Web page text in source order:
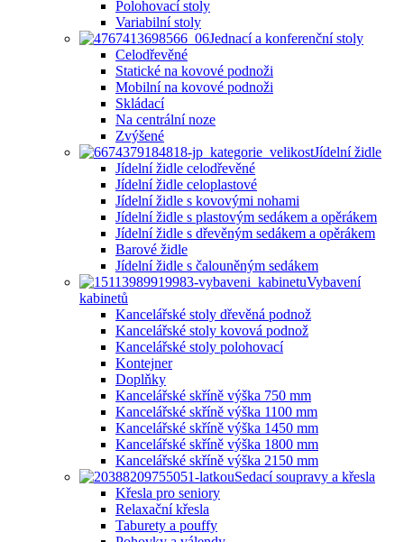
Polohovací stoly
Variabilní stoly
Jednací a konferenční stoly
Celodřevěné
Statické na kovové podnoži
Mobilní na kovové podnoži
Skládací
Na centrální noze
Zvýšené
Jídelní židle
Jídelní židle celodřevěné
Jídelní židle celoplastové
Jídelní židle s kovovými nohami
Jídelní židle s plastovým sedákem a opěrákem
Jídelní židle s dřevěným sedákem a opěrákem
Barové židle
Jídelní židle s čalouněným sedákem
Vybavení
kabinetů
Kancelářské stoly dřevěná podnož
Kancelářské stoly kovová podnož
Kancelářské stoly polohovací
Kontejner
Doplňky
Kancelářské skříně výška 750 mm
Kancelářské skříně výška 1100 mm
Kancelářské skříně výška 1450 mm
Kancelářské skříně výška 1800 mm
Kancelářské skříně výška 2150 mm
Sedací soupravy a křesla
Křesla pro seniory
Relaxační křesla
Taburety a pouffy